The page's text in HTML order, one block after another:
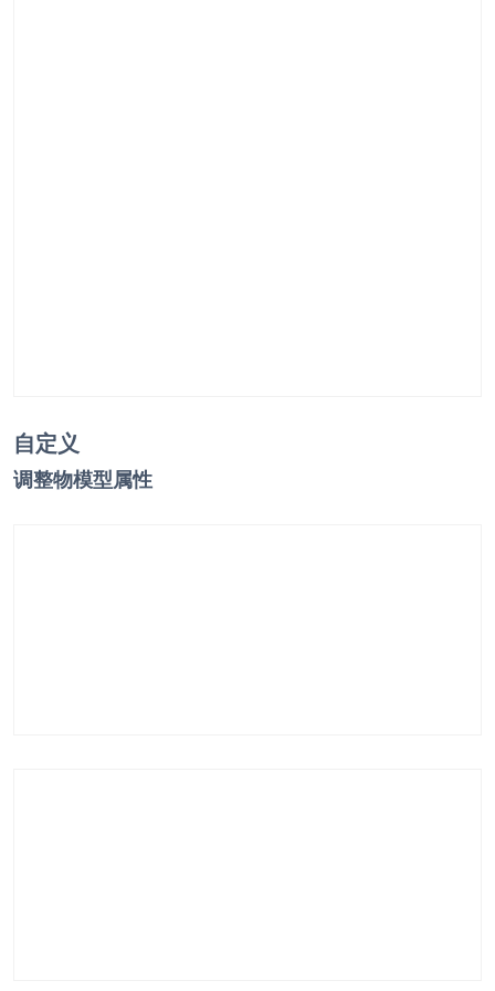
自定义
调整物模型属性